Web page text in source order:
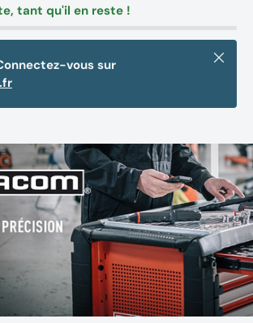
tant qu'il en reste !
vous sur
Fermer